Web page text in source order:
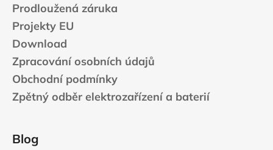
Prodloužená záruka
Projekty EU
Download
Zpracování osobních údajů
Obchodní podmínky
Zpětný odběr elektrozařízení a baterií
Blog